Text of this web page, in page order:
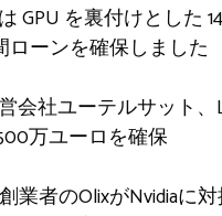
GPU を裏付けとした
ローンを確保しました
会社ユーテルサット、
万ユーロを確保
業者のOlixがNvidiaに